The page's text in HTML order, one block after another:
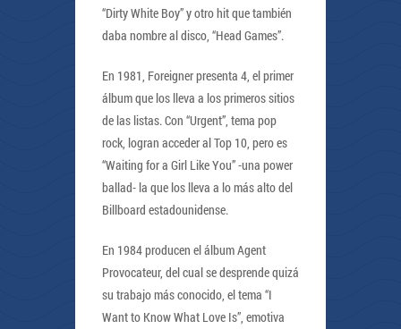
“Dirty White Boy” y otro hit que también
daba nombre al disco, “Head Games”.
En 1981, Foreigner presenta 4, el primer
álbum que los lleva a los primeros sitios
de las listas. Con “Urgent”, tema pop
rock, logran acceder al Top 10, pero es
“Waiting for a Girl Like You” -una power
ballad- la que los lleva a lo más alto del
Billboard estadounidense.
En 1984 producen el álbum Agent
Provocateur, del cual se desprende quizá
su trabajo más conocido, el tema “I
Want to Know What Love Is”, emotiva